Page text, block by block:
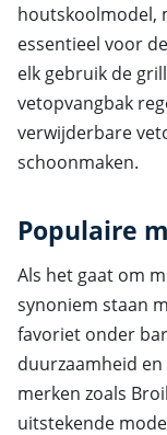
houtskoolmodel,
essentieel voor
elk gebruik de
vetopvangbak
verwijderbare
schoonmaken.
Populaire
Als het gaat om
synoniem staan
favoriet onder
duurzaamheid
merken zoals
uitstekende